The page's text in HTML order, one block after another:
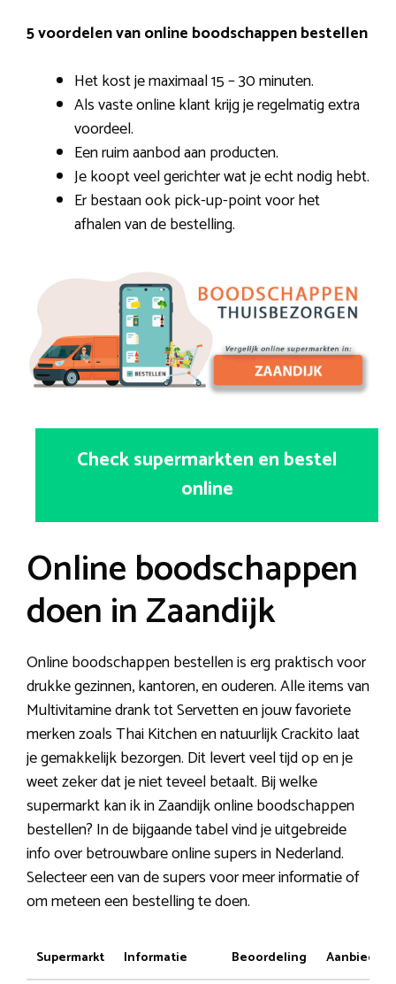
5 voordelen van online boodschappen bestellen
Het kost je maximaal 15 – 30 minuten.
Als vaste online klant krijg je regelmatig extra
voordeel.
Een ruim aanbod aan producten.
Je koopt veel gerichter wat je echt nodig hebt.
Er bestaan ook pick-up-point voor het
afhalen van de bestelling.
Check supermarkten en bestel
online
Online boodschappen
doen in Zaandijk
Online boodschappen bestellen is erg praktisch voor
drukke gezinnen, kantoren, en ouderen. Alle items van
Multivitamine drank tot Servetten en jouw favoriete
merken zoals Thai Kitchen en natuurlijk Crackito laat
je gemakkelijk bezorgen. Dit levert veel tijd op en je
weet zeker dat je niet teveel betaalt. Bij welke
supermarkt kan ik in Zaandijk online boodschappen
bestellen? In de bijgaande tabel vind je uitgebreide
info over betrouwbare online supers in Nederland.
Selecteer een van de supers voor meer informatie of
om meteen een bestelling te doen.
Supermarkt Informatie Beoordeling